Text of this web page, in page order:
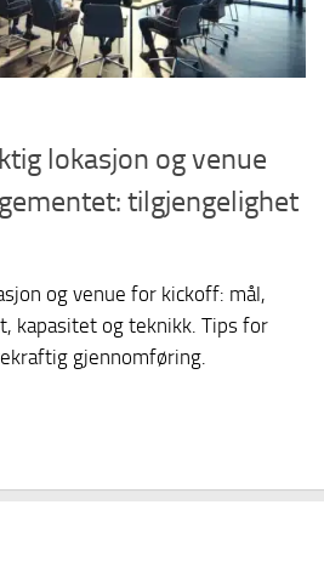
lokasjon og venue
tilgjengelighet
og venue for kickoff: mål,
kapasitet og teknikk. Tips for
gjennomføring.